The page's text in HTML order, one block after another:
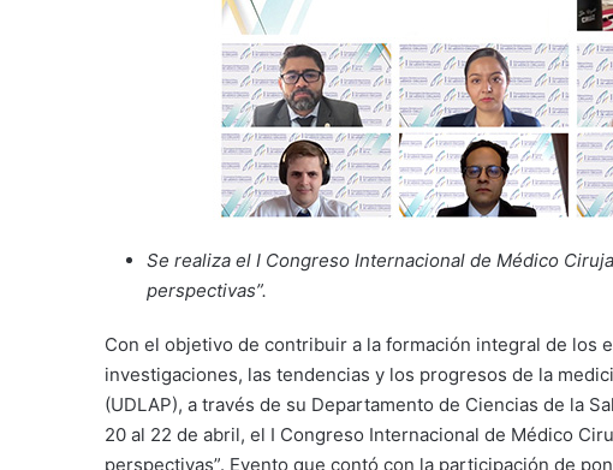
Se realiza el I Congreso Internacional de Médico
perspectivas”.
Con el objetivo de contribuir a la formación integral de los
investigaciones, las tendencias y los progresos de la
(UDLAP), a través de su Departamento de Ciencias de la
20 al 22 de abril, el I Congreso Internacional de Médico
perspectivas”. Evento que contó con la participación de